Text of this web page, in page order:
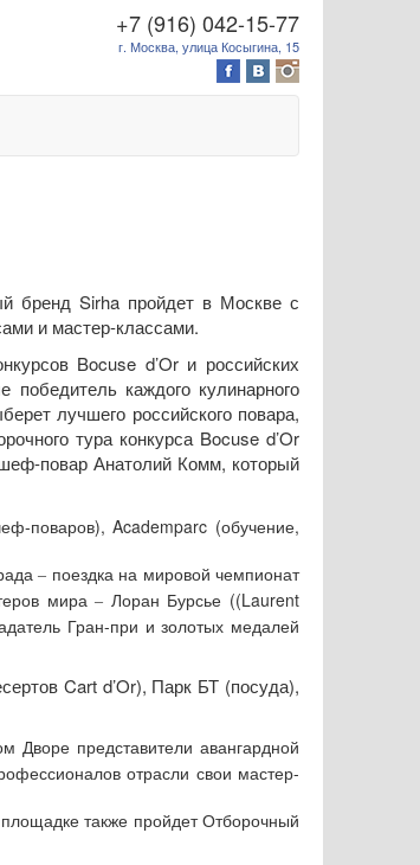
+7 (916) 042-15-77
г. Москва, улица Косыгина, 15
бренд Sirha пройдет в Москве с
и мастер-классами.
Bocuse d’Or и российских
каждого кулинарного
лучшего российского повара,
тура конкурса Bocuse d’Or
повар Анатолий Комм, который
поваров), Academparc (обучение,
‒ поездка на мировой чемпионат
мира‒ Лоран Бурсье ((Laurent
Гран-при и золотых медалей
Cart d’Or), Парк БТ (посуда),
Дворе представители авангардной
отрасли свои мастер-
также пройдет Отборочный